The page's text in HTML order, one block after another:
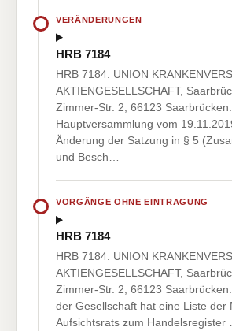
VERÄNDERUNGEN
HRB 7184
HRB 7184: UNION
AKTIENGESELLSCHAFT,
Zimmer-Str. 2, 66123
Hauptversammlung vom
Änderung der Satzung in § 5
und Besch…
VORGÄNGE OHNE EINTRAGUNG
HRB 7184
HRB 7184: UNION
AKTIENGESELLSCHAFT,
Zimmer-Str. 2, 66123
der Gesellschaft hat eine Liste der
Aufsichtsrats zum Handelsregister